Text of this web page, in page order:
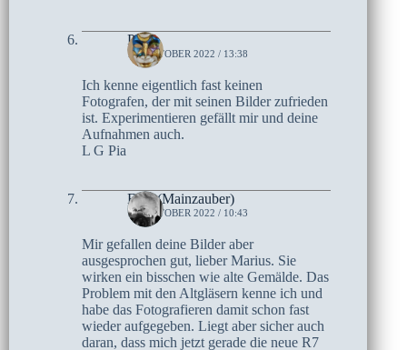
Pia
13. OKTOBER 2022 / 13:38
Ich kenne eigentlich fast keinen
Fotografen, der mit seinen Bilder zufrieden
ist. Experimentieren gefällt mir und deine
Aufnahmen auch.
L G Pia
Elke (Mainzauber)
13. OKTOBER 2022 / 10:43
Mir gefallen deine Bilder aber
ausgesprochen gut, lieber Marius. Sie
wirken ein bisschen wie alte Gemälde. Das
Problem mit den Altgläsern kenne ich und
habe das Fotografieren damit schon fast
wieder aufgegeben. Liegt aber sicher auch
daran, dass mich jetzt gerade die neue R7